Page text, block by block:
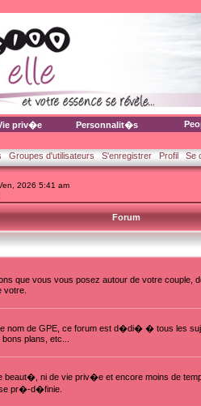
priv�e Personnalit�s
Groupes d'utilisateurs S'enregistrer Profil Se
2026 5:41 am
Forum
que vous vous posez autour de votre
votre.
nom de GPE, ce forum est d�di� � tous les
plans, etc...
beaut�, ni de vie priv�e et encore moins de
pr�-d�finie.